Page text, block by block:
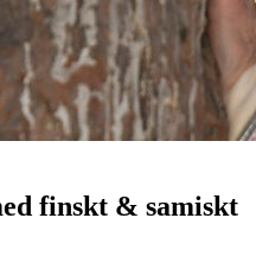
finskt & samiskt